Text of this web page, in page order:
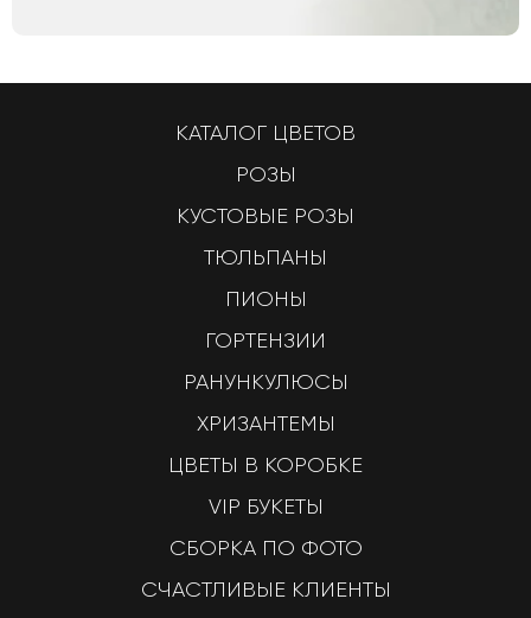
КАТАЛОГ ЦВЕТОВ
РОЗЫ
КУСТОВЫЕ РОЗЫ
ТЮЛЬПАНЫ
ПИОНЫ
ГОРТЕНЗИИ
РАНУНКУЛЮСЫ
ХРИЗАНТЕМЫ
ЦВЕТЫ В КОРОБКЕ
VIP БУКЕТЫ
СБОРКА ПО ФОТО
СЧАСТЛИВЫЕ КЛИЕНТЫ